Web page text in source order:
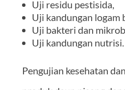
Uji residu pestisida,
Uji kandungan logam
Uji bakteri dan
Uji kandungan nutrisi.
Pengujian kesehatan